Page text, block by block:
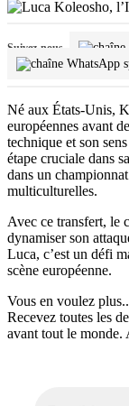
Suivez-nous
Né aux États-Unis,
européennes avant
technique et son
étape cruciale dans
dans un
multiculturelles.
Avec ce transfert, le
dynamiser son
Luca, c’est un défi
scène européenne.
Vous en voulez
Recevez toutes les
avant tout le monde.